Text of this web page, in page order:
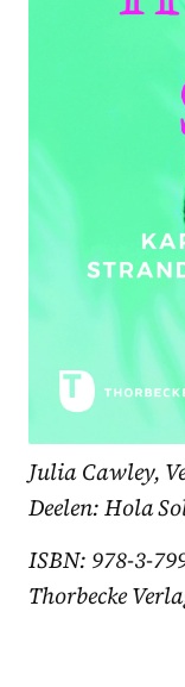
Julia Cawley,
Deelen: Hola
ISBN: 978-3-
Thorbecke